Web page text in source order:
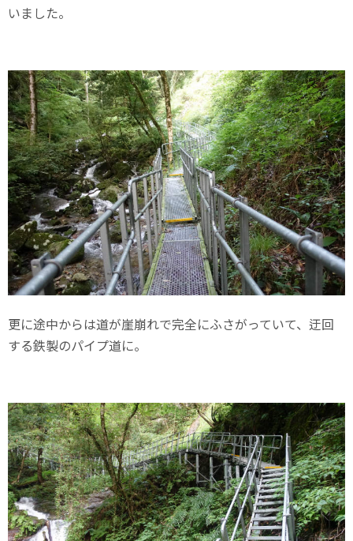
いました。
更に途中からは道が崖崩れで完全にふさがっていて、迂回
する鉄製のパイプ道に。